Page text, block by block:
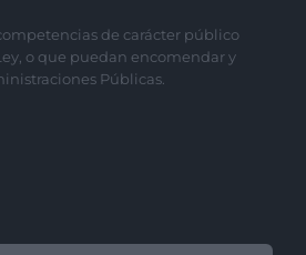
de carácter público
o que puedan encomendar y
Públicas.